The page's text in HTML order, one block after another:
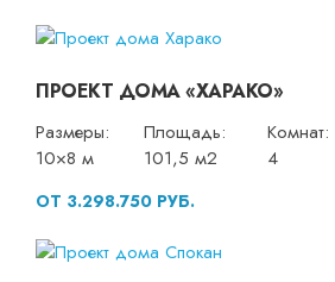
ПРОЕКТ ДОМА «ХАРАКО»
Размеры:
10×8 м
Площадь:
101,5 м2
Комнат:
4
ОТ 3.298.750 РУБ.